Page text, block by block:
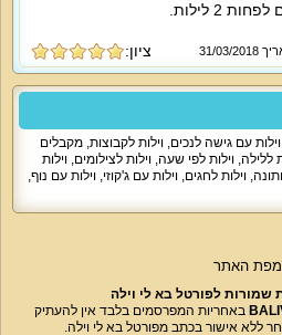
2 לילות.
03/2018 ציון:
וילות עם גישה לנכים, וילות לקבוצות, מקבלים
ללילה, וילות לפי שעה, וילות לצילומים, וילות
, וילות לחגים, וילות עם ג'קוזי, וילות עם נוף,
מפת האתר
באחריות המפרסמים בלבד אין להעתיק
ללא אישור בכתב מפורטל בא לי וילה.